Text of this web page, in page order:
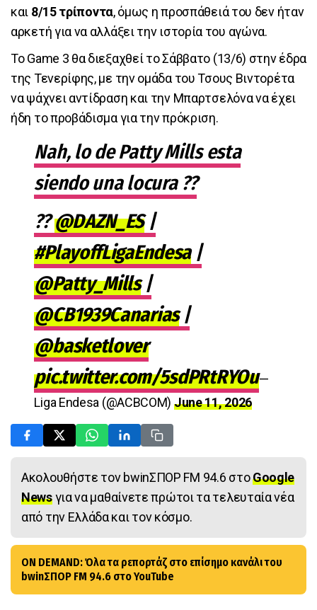
και 8/15 τρίποντα, όμως η προσπάθειά του δεν ήταν
αρκετή για να αλλάξει την ιστορία του αγώνα.
Το Game 3 θα διεξαχθεί το Σάββατο (13/6) στην έδρα
της Τενερίφης, με την ομάδα του Τσους Βιντορέτα
να ψάχνει αντίδραση και την Μπαρτσελόνα να έχει
ήδη το προβάδισμα για την πρόκριση.
Nah, lo de Patty Mills esta
siendo una locura ??
??@DAZN_ES|
#PlayoffLigaEndesa|
@Patty_Mills|
@CB1939Canarias|
@basketlover
pic.twitter.com/5sdPRtRYOu—
Liga Endesa (@ACBCOM) June 11, 2026
Ακολουθήστε τον bwinΣΠΟΡ FM 94.6 στοGoogle
Newsγια να μαθαίνετε πρώτοι τα τελευταία νέα
από την Ελλάδα και τον κόσμο.
ON DEMAND: Όλα τα ρεπορτάζ στο επίσημο κανάλι του
bwinΣΠΟΡ FM 94.6 στο YouTube